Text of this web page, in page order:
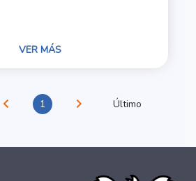
VER MÁS
1 Último